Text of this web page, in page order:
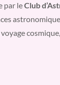
par leClub